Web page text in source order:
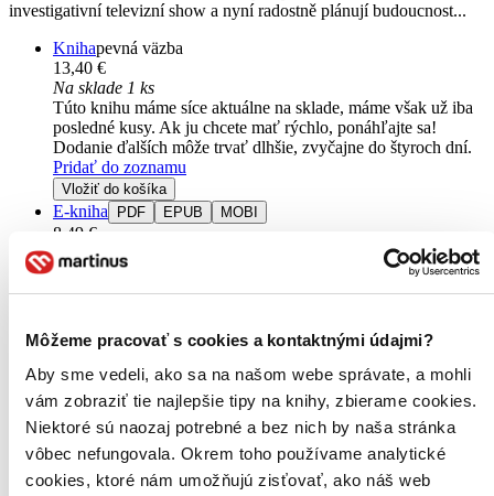
Môžeme pracovať s cookies a kontaktnými údajmi?
Aby sme vedeli, ako sa na našom webe správate, a mohli
vám zobraziť tie najlepšie tipy na knihy, zbierame cookies.
Niektoré sú naozaj potrebné a bez nich by naša stránka
vôbec nefungovala. Okrem toho používame analytické
cookies, ktoré nám umožňujú zisťovať, ako náš web
investigativní televizní show a nyní radostně plánují budoucnost...
Knihapevná väzba
13,40 €
Na sklade 1 ks
Túto knihu máme síce aktuálne na sklade, máme však už iba
posledné kusy. Ak ju chcete mať rýchlo, ponáhľajte sa!
Dodanie ďalších môže trvať dlhšie, zvyčajne do štyroch dní.
Pridať do zoznamu
Vložiť do košíka
E-kniha PDF EPUB MOBI
8,49 €
Ihneď na stiahnutie
Máte čítačku, tablet alebo mobil? Stiahnite si do nich e-knihu:
budete ju mať hneď a ešte aj ušetríte život stromom. Viac
Pridať do zoznamu
Vložiť do košíka